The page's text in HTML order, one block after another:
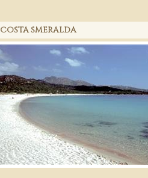
COSTA SMERALDA